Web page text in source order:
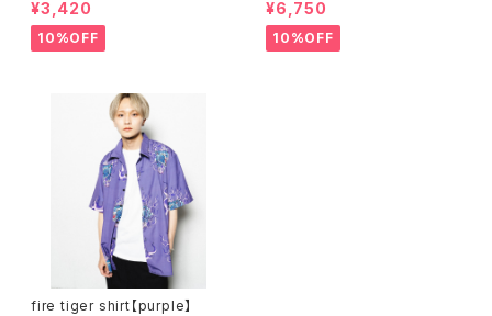
¥3,420
10%OFF
¥6,750
10%OFF
fire tiger shirt【purple】